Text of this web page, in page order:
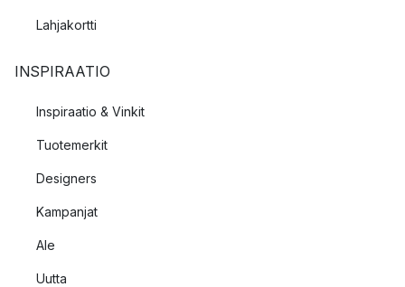
Lahjakortti
INSPIRAATIO
Inspiraatio & Vinkit
Tuotemerkit
Designers
Kampanjat
Ale
Uutta